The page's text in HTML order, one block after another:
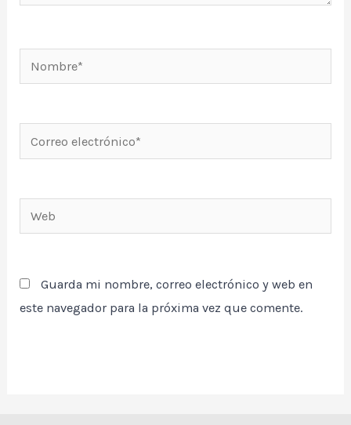
Nombre*
electrónico*
Web
Guarda mi nombre, correo electrónico y web en
este navegador para la próxima vez que comente.